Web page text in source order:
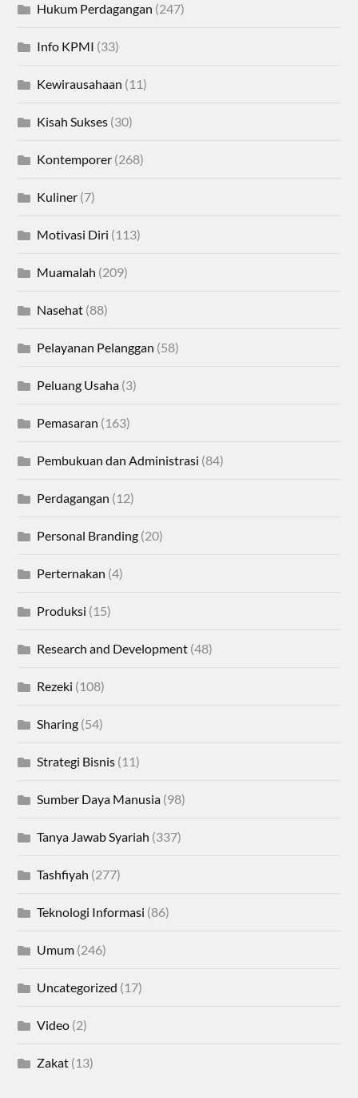
Hukum Perdagangan (247)
Info KPMI (33)
Kewirausahaan (11)
Kisah Sukses (30)
Kontemporer (268)
Kuliner (7)
Motivasi Diri (113)
Muamalah (209)
Nasehat (88)
Pelayanan Pelanggan (58)
Peluang Usaha (3)
Pemasaran (163)
Pembukuan dan Administrasi (84)
Perdagangan (12)
Personal Branding (20)
Perternakan (4)
Produksi (15)
Research and Development (48)
Rezeki (108)
Sharing (54)
Strategi Bisnis (11)
Sumber Daya Manusia (98)
Tanya Jawab Syariah (337)
Tashfiyah (277)
Teknologi Informasi (86)
Umum (246)
Uncategorized (17)
Video (2)
Zakat (13)